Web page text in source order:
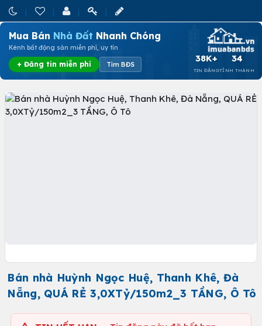
Mua Bán Nhà Đất Nhanh Chóng
Kênh bất động sản miễn phí, uy tín
+ Đăng tin miễn phí Tìm BĐS
38K+
TIN ĐĂNG
34
TỈNH THÀNH
Bán nhà Huỳnh Ngọc Huệ, Thanh Khê, Đà
Nẵng, QUÁ RẺ 3,0XTỷ/150m2_3 TẦNG, Ô Tô